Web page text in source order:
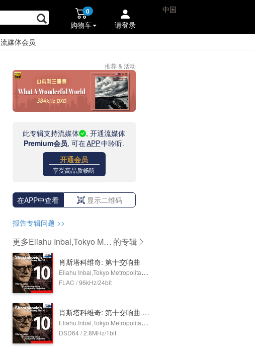
0
购物车 请登录
中国
流媒体会员
推荐 & 活动
此专辑支持流媒体
, 开通流媒体
Premium会员, 可在APP中聆听.
开通会员
享受高品质畅听
在APP中查看 显示二维码
报告专辑问题 >>
更多Eliahu Inbal,Tokyo Metr
opolitan Symphony Orchest
ra
的专辑
肖斯塔科维奇: 第十交响曲
Eliahu Inbal,Tokyo Metropolitan Symphony Orchestra
FLAC / 96kHz/24bit
肖斯塔科维奇: 第十交响曲 (2.8MHz DSD)
Eliahu Inbal,Tokyo Metropolitan Symphony Orchestra
DSD64 / 2.8MHz/1bit